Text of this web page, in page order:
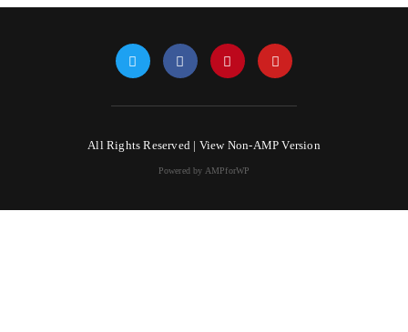
All Rights Reserved | View Non-AMP Version
Powered by AMPforWP